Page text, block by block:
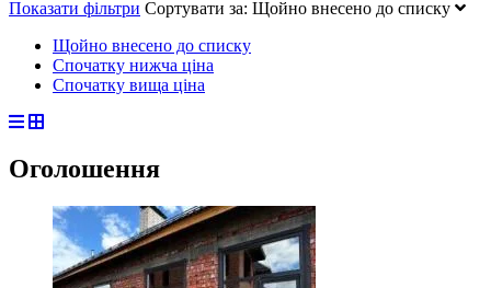
Показати фільтри Сортувати за: Щойно внесено до списку
Щойно внесено до списку
Спочатку нижча ціна
Спочатку вища ціна
Оголошення